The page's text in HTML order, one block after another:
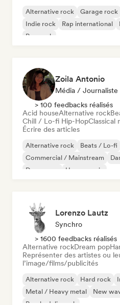
Alternative rock Garage rock
Indie rock
Rap international
Pop rock
Zoila Antonio
Média / Journaliste
> 100 feedbacks réalisés
Acid houseAlternative rock
Chill / Lo-fi Hip-HopClassical
Écrire des articles
Alternative rock Beats / Lo-fi
Commercial / Mainstream
Dream pop
House music
Lorenzo Lautz
Synchro
> 1600 feedbacks réalisés
Alternative rockDream pop
Représenter des artistes ou
l’image/films/publicités
Alternative rock Hard rock
Metal / Heavy metal
New